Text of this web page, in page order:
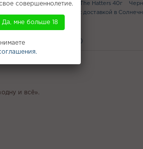
Грейпфрут Duft The Hatters 40г
Табак для кальяна с доставкой в
Maks
Отзывы (0)
и всё».
совершеннолетие.
Да, мне больше 18